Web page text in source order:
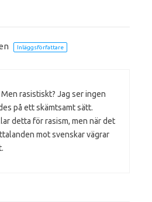
Inläggsförfattare
rasistiskt? Jag ser ingen
på ett skämtsamt sätt.
detta för rasism, men när det
mot svenskar vägrar